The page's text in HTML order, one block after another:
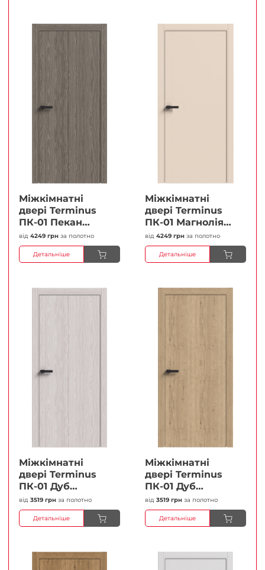
Міжкімнатні
двері Terminus
ПК-01 Пекан
Глухі Плівка
від 4249 грн за полотно
Детальніше
Міжкімнатні
двері Terminus
ПК-01 Магнолія
Глухі Плівка
від 4249 грн за полотно
Детальніше
Міжкімнатні
двері Terminus
ПК-01 Дуб
перлиний Глухі
Плівка
від 3519 грн за полотно
Детальніше
Міжкімнатні
двері Terminus
ПК-01 Дуб
класичний Глухі
Плівка
від 3519 грн за полотно
Детальніше